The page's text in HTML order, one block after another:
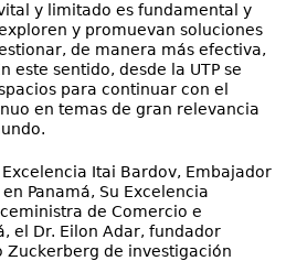
y limitado es fundamental y
y promuevan soluciones
de manera más efectiva,
este sentido, desde la UTP se
para continuar con el
en temas de gran relevancia
Itai Bardov, Embajador
Panamá, Su Excelencia
de Comercio e
el Dr. Eilon Adar, fundador
Zuckerberg de investigación